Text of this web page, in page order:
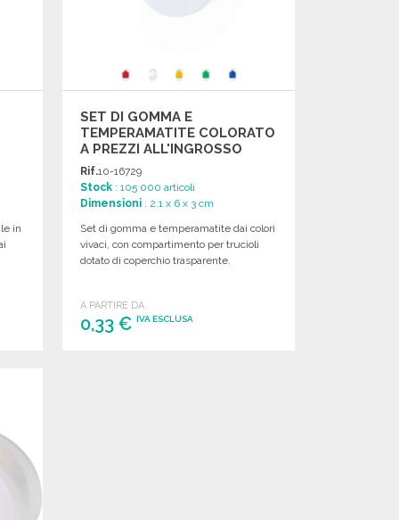
in
SET DI GOMMA E
TEMPERAMATITE COLORATO
A PREZZI ALL'INGROSSO
Rif.10-16729
Stock : 105 000 articoli
Dimensioni : 2.1 x 6 x 3 cm
Set di gomma e temperamatite dai colori
vivaci, con compartimento per trucioli
dotato di coperchio trasparente.
A PARTIRE DA
0,33 €IVA ESCLUSA